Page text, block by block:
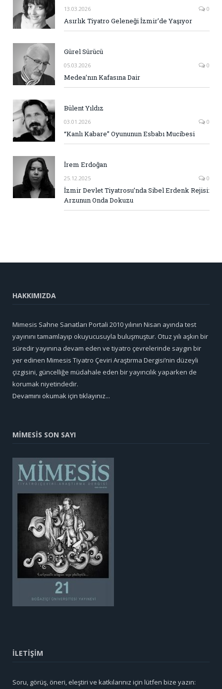
13.03.2026 0
Asırlık Tiyatro Geleneği İzmir’de Yaşıyor
Gürel Sürücü
05.03.2026 0
Medea’nın Kafasına Dair
Bülent Yıldız
03.01.2026 0
“Kanlı Kabare” Oyununun Esbabı Mucibesi
İrem Erdoğan
25.12.2025 0
İzmir Devlet Tiyatrosu’nda Sibel Erdenk Rejisi:
Arzunun Onda Dokuzu
HAKKIMIZDA
Mimesis Sahne Sanatları Portali 2010 yılının Nisan ayında test
yayınını tamamlayıp okuyucusuyla buluşmuştur. Otuz yılı aşkın bir
süredir yayınına devam eden ve tiyatro çevrelerinde saygın bir
yer edinen Mimesis Tiyatro Çeviri Araştırma Dergisi’nin düzeyli
çizgisini, güncelliğe müdahale eden bir yayıncılık yaparken de
korumak niyetindedir.
Devamını okumak için tıklayınız...
MİMESİS SON SAYI
İLETİŞİM
Soru, görüş, öneri, eleştiri ve katkılarınız için lütfen bize yazın: